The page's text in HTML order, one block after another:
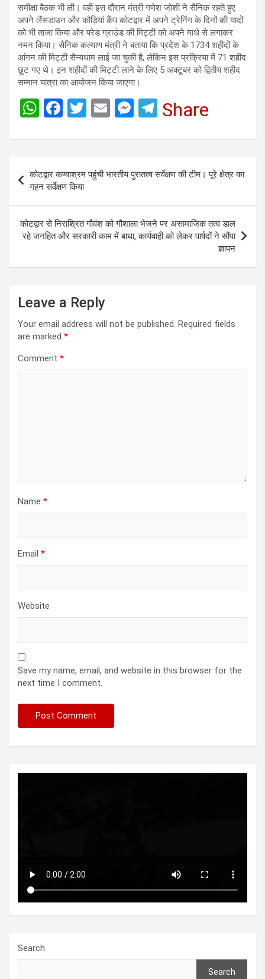
A
p
p
o
o
k
g
er
a
m
समीक्षा बैठक भी ली। वहीं इस दौरान मंत्री गणेश जोशी ने सैनिक रहते हुए
अपने लैंसडाउन और कौड़ियां कैंप कोटद्वार में अपने ट्रेनिंग के दिनों की यादों
को भी ताजा किया और परेड ग्राउंड की मिट्टी को अपने माथे से लगाकर
नमन किया। सैनिक कल्याण मंत्री ने बताया कि प्रदेश के 1734 शहीदों के
आंगन की मिट्टी सैन्यधाम लाई जा चुकी है, लेकिन इस प्रक्रिया में 71 शहीद
छूट गए थे। इन शहीदों की मिट्टी लाने के लिए 5 अक्टूबर को द्वितीय शहीद
सम्मान यात्रा का आयोजन किया जाएगा।
W
at
A
p
p
F
ce
o
o
k
T
tt
er
E
ail
M
se
g
er
T
e
gr
a
m
Share
Post
navigation
कोटद्वार कण्वाश्रम पहुंची भारतीय पुरातत्व सर्वेक्षण की टीम। पूरे क्षेत्र का
गहन सर्वेक्षण किया
कोटद्वार से निराश्रित गौवंश को गौशाला भेजने पर असामाजिक तत्व डाल
रहे जनहित और सरकारी काम में बाधा, कार्यवाही को लेकर पार्षदों ने सौंपा
ज्ञापन
Leave a Reply
Your email address will not be published. Required fields
are marked *
Comment *
Name *
Email *
Website
Save my name, email, and website in this browser for the
next time I comment.
Search
Search